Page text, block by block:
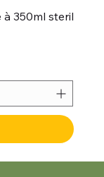
350ml steril